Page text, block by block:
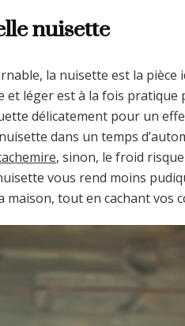
nuisette
la nuisette est la
et léger est à la fois
délicatement pour un
dans un temps
, sinon, le froid
vous rend moins
maison, tout en cachant vos